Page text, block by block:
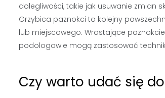
dolegliwości, takie jak usuwanie zmian
Grzybica paznokci to kolejny
lub miejscowego. Wrastające
podologowie mogą zastosować
Czy warto udać się